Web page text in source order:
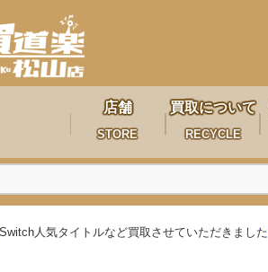
店舗
STORE
買取について
RECYCLE
Switch人気タイトルなど買取させていただきました